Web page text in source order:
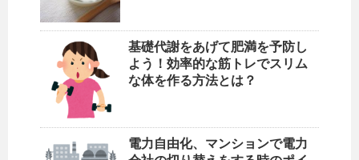
基礎代謝をあげて肥満を予防し
よう！効率的な筋トレでスリム
な体を作る方法とは？
電力自由化、マンションで電力